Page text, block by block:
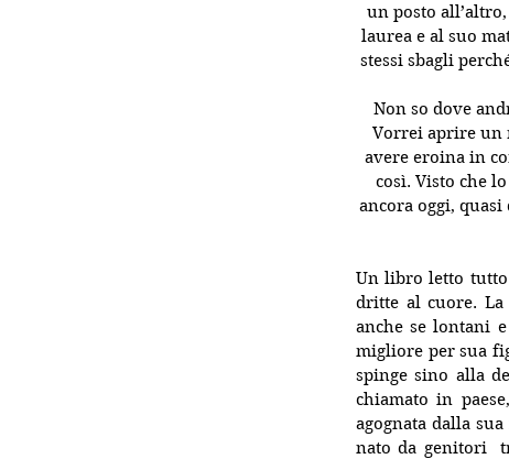
un posto
laurea e al suo
stessi sbagli
Non so dove
Vorrei aprire un
avere eroina in
così. Visto che
ancora oggi,
Un libro letto tutto
dritte al cuore. La
anche se lontani
migliore per sua
spinge sino alla
chiamato in
agognata dalla
nato da genitori